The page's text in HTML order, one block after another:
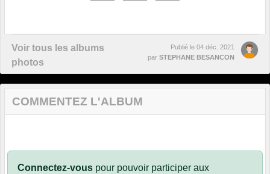
Voir tous les albums
photos
Publié le 04 déc. 2021
par STEPHANE BESANCON
COMMENTEZ L'ALBUM
Connectez-vous pour pouvoir participer aux